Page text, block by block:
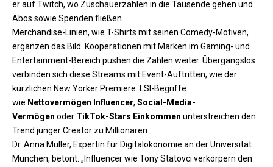
er auf Twitch, wo Zuschauerzahlen in die Tausende gehen und
Abos sowie Spenden fließen.​
Merchandise-Linien, wie T-Shirts mit seinen Comedy-Motiven,
ergänzen das Bild. Kooperationen mit Marken im Gaming- und
Entertainment-Bereich pushen die Zahlen weiter. Übergangslos
verbinden sich diese Streams mit Event-Auftritten, wie der
kürzlichen New Yorker Premiere. LSI-Begriffe
wie Nettovermögen Influencer, Social-Media-
Vermögen oder TikTok-Stars Einkommen unterstreichen den
Trend junger Creator zu Millionären.​
Dr. Anna Müller, Expertin für Digitalökonomie an der Universität
München, betont: „Influencer wie Tony Statovci verkörpern den